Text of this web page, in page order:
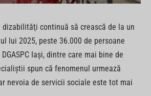
continuă să crească de la un
lui 2025, peste 36.000 de persoane
Iaşi, dintre care mai bine de
spun că fenomenul urmează
nevoia de servicii sociale este tot mai